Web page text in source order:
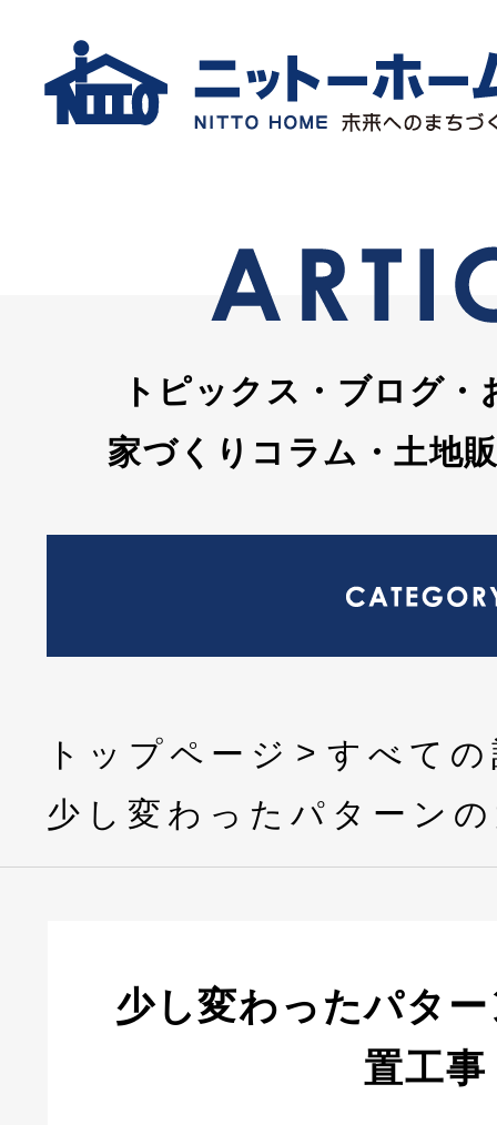
トピックス・ブログ・
家づくりコラム・土地
トップページ
すべて
少し変わったパターン
少し変わったパタ
置工事